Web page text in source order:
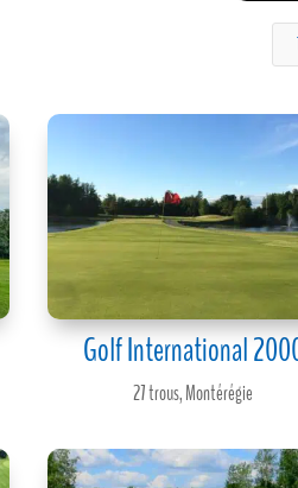
Golf International
27 trous,Montérégie